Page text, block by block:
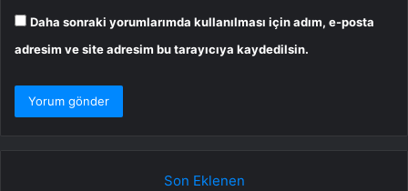
Daha sonraki yorumlarımda kullanılması için adım, e-posta
adresim ve site adresim bu tarayıcıya kaydedilsin.
Son Eklenen